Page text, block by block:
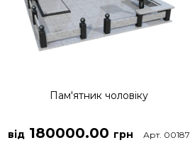
Пам'ятник чоловіку
від180000.00 грн Арт. 00187